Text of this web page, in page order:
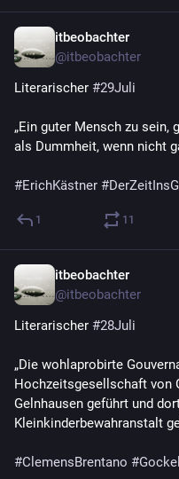
itbeobachter
@itbeobachter
Literarischer #29Juli
„Ein guter Mensch zu sein,
als Dummheit, wenn nicht
#ErichKästner #
1 11
itbeobachter
@itbeobachter
Literarischer #28Juli
„Die wohlaprobirte
Hochzeitsgesellschaft von
Gelnhausen geführt und
Kleinkinderbewahranstalt
#ClemensBrentano #